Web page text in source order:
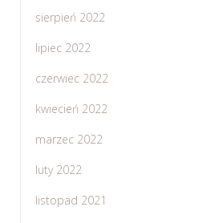
sierpień 2022
lipiec 2022
czerwiec 2022
kwiecień 2022
marzec 2022
luty 2022
listopad 2021